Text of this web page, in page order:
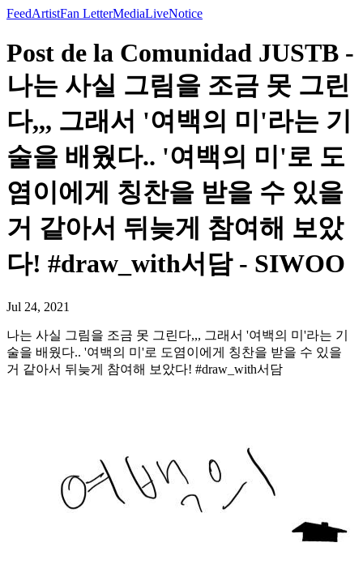
FeedArtistFan LetterMediaLiveNotice
Post de la Comunidad JUSTB -
나는 사실 그림을 조금 못 그린
다,,, 그래서 '여백의 미'라는 기
술을 배웠다.. '여백의 미'로 도
염이에게 칭찬을 받을 수 있을
거 같아서 뒤늦게 참여해 보았
다! #draw_with서담 - SIWOO
Jul 24, 2021
나는 사실 그림을 조금 못 그린다,,, 그래서 '여백의 미'라는 기
술을 배웠다.. '여백의 미'로 도염이에게 칭찬을 받을 수 있을
거 같아서 뒤늦게 참여해 보았다! #draw_with서담